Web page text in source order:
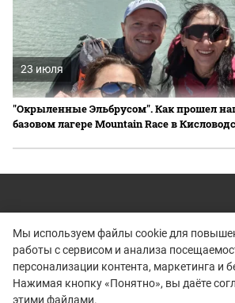
23 июля
"Окрыленные Эльбрусом". Как прошел
базовом лагере Mountain Race в
Мы используем файлы cookie для
работы с сервисом и анализа
персонализации контента, маркетинга и
Нажимая кнопку «Понятно», вы даёте
этими файлами.
© 2015–2026 mountain-
Полное или частичное копирование материалов